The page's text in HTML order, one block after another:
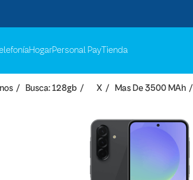
HogarPersonal Pay Tienda
Busca: 128gb X Mas De 3500 MAh